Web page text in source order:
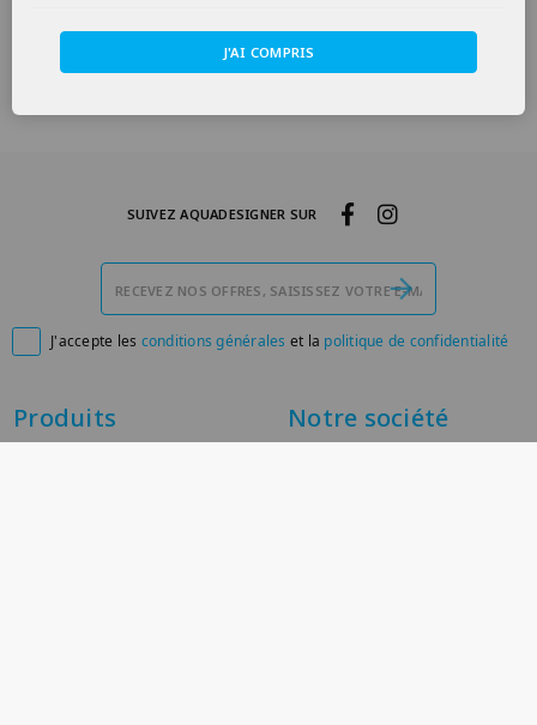
J'AI COMPRIS
J'accepte les conditions générales et la politique de confidentialité
SUIVEZ AQUADESIGNER SUR
Produits Notre société